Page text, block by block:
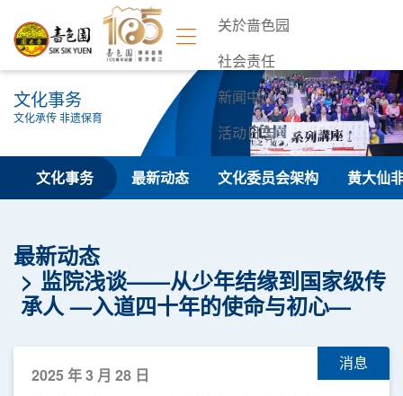
关於啬色园
社会责任
新闻中心
活动日志
联络我们
文化事务
文化承传 非遗保育
文化事务 最新动态 文化委员会架构 黄大仙
最新动态
监院浅谈——从少年结缘到国家级传
承人 —入道四十年的使命与初心—
消息
2025 年 3 月 28 日